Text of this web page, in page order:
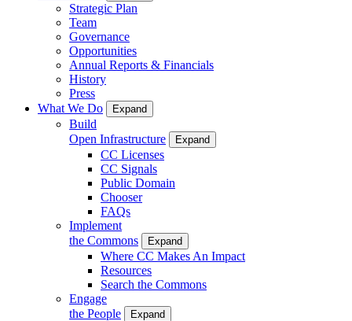
Strategic Plan
Team
Governance
Opportunities
Annual Reports & Financials
History
Press
What We Do
Expand
Build
Open Infrastructure
Expand
CC Licenses
CC Signals
Public Domain
Chooser
FAQs
Implement
the Commons
Expand
Where CC Makes An Impact
Resources
Search the Commons
Engage
the People
Expand